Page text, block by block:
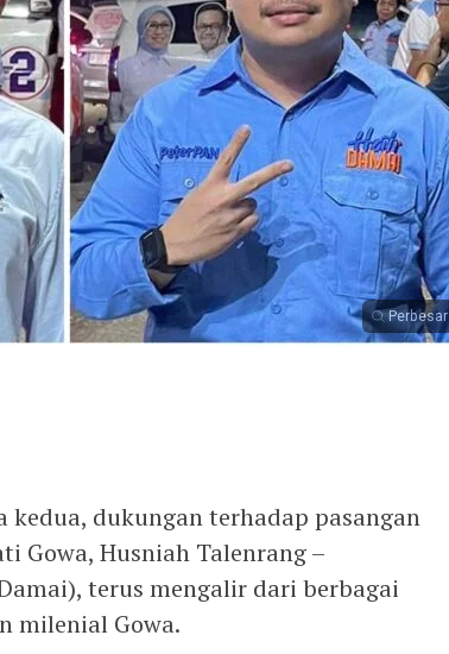
Perbesar
kedua, dukungan terhadap pasangan
Gowa, Husniah Talenrang –
terus mengalir dari berbagai
milenial Gowa.